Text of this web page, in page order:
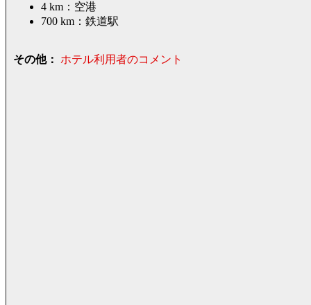
4 km：空港
700 km：鉄道駅
その他： ホテル利用者のコメント